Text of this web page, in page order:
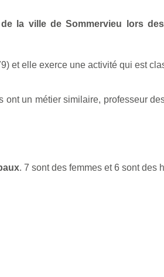
la ville de Sommervieu lors
et elle exerce une activité qui est
ont un métier similaire, professeur
. 7 sont des femmes et 6 sont des